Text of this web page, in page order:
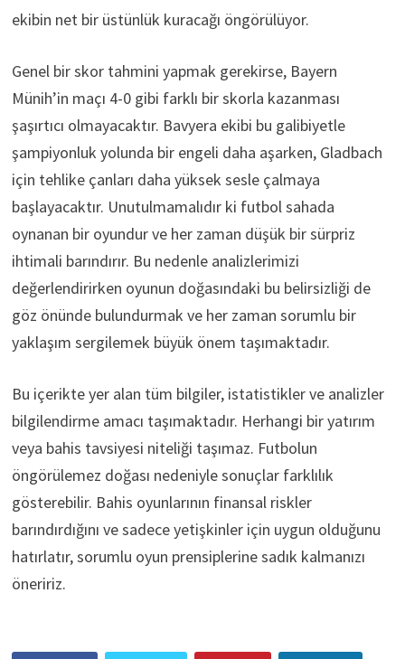
ekibin net bir üstünlük kuracağı öngörülüyor.
Genel bir skor tahmini yapmak gerekirse, Bayern
Münih’in maçı 4-0 gibi farklı bir skorla kazanması
şaşırtıcı olmayacaktır. Bavyera ekibi bu galibiyetle
şampiyonluk yolunda bir engeli daha aşarken, Gladbach
için tehlike çanları daha yüksek sesle çalmaya
başlayacaktır. Unutulmamalıdır ki futbol sahada
oynanan bir oyundur ve her zaman düşük bir sürpriz
ihtimali barındırır. Bu nedenle analizlerimizi
değerlendirirken oyunun doğasındaki bu belirsizliği de
göz önünde bulundurmak ve her zaman sorumlu bir
yaklaşım sergilemek büyük önem taşımaktadır.
Bu içerikte yer alan tüm bilgiler, istatistikler ve analizler
bilgilendirme amacı taşımaktadır. Herhangi bir yatırım
veya bahis tavsiyesi niteliği taşımaz. Futbolun
öngörülemez doğası nedeniyle sonuçlar farklılık
gösterebilir. Bahis oyunlarının finansal riskler
barındırdığını ve sadece yetişkinler için uygun olduğunu
hatırlatır, sorumlu oyun prensiplerine sadık kalmanızı
öneririz.